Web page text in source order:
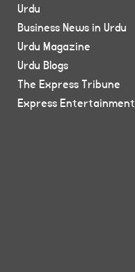
Urdu
Business News in Urdu
Urdu Magazine
Urdu Blogs
The Express Tribune
Express Entertainment